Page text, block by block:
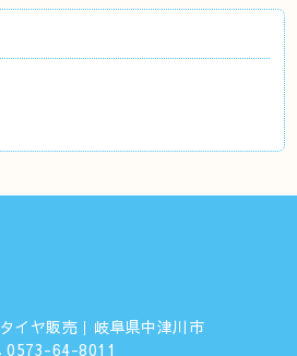
イヤ販売｜岐阜県中津川市
0573-64-8011